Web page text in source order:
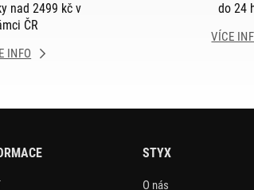
nad 2499 kč v
ČR
INFO
do 24
VÍCE
STYX
O nás